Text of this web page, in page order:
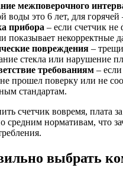
межповерочного
воды это 6 лет, для горячей
прибора – если счетчик не
показывает некорректные
повреждения –
стекла или нарушение
требованиям –
прошел поверку или не
стандартам.
счетчик вовремя, плата
средним нормативам, что
выбрать